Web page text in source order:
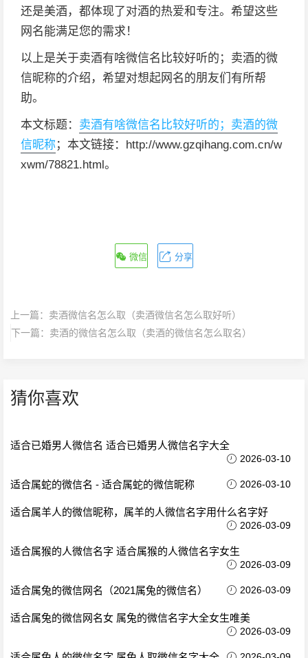
还是美酒，都体现了对酒的热爱和专注。希望这些
网名能满足您的需求！
以上是关于卖酒有啥微信名比较好听的；卖酒的微
信昵称的介绍，希望对想起网名的朋友们有所帮
助。
本文标题： 卖酒有啥微信名比较好听的；卖酒的微
信昵称 ；本文链接：http://www.gzqihang.com.cn/w
xwm/78821.html。
微信 分享
上一篇： 卖酒微信名怎么取（卖酒微信名怎么取好听）
下一篇： 卖酒的微信名怎么取（卖酒的微信名怎么取名）
猜你喜欢
适合已婚男人微信名 适合已婚男人微信名字大全
2026-03-10
适合属蛇的微信名 - 适合属蛇的微信昵称 2026-03-10
适合属羊人的微信昵称，属羊的人微信名字用什么名字好
2026-03-09
适合属猴的人微信名字 适合属猴的人微信名字女生
2026-03-09
适合属兔的微信网名（2021属兔的微信名） 2026-03-09
适合属兔的微信网名女 属兔的微信名字大全女生唯美
2026-03-09